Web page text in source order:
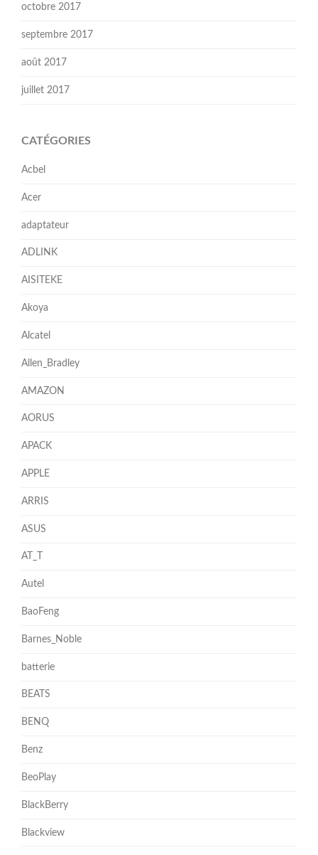
octobre 2017
septembre 2017
août 2017
juillet 2017
CATÉGORIES
Acbel
Acer
adaptateur
ADLINK
AISITEKE
Akoya
Alcatel
Allen_Bradley
AMAZON
AORUS
APACK
APPLE
ARRIS
ASUS
AT_T
Autel
BaoFeng
Barnes_Noble
batterie
BEATS
BENQ
Benz
BeoPlay
BlackBerry
Blackview